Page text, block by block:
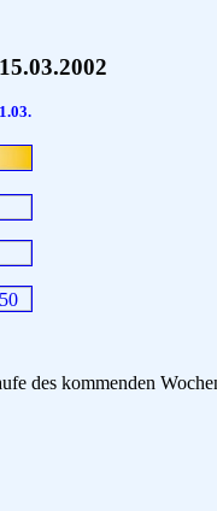
des kommenden